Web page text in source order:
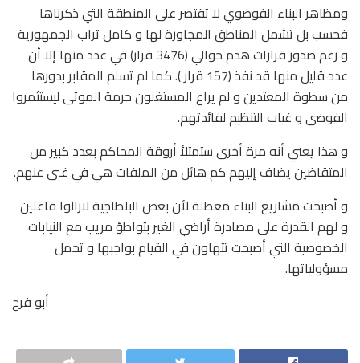
ومظاهر البناء الفوضوي لا تقتصر على المنطقة التي ذكرناها
فحسب بل تشمل المناطق المجاورة لها و كامل تراب الجمهورية
و رغم صدور قرارات هدم حوالي (3476 قرار) في عدد منها إلا أن
عدد قليل منها قد نفذ (157 قرار ). كما لم تسلم المقابر بدورها
من سطوة المعتدين و لم يراع المستغلون حرمة الموتى ليستثمروا
الفوضى و غياب التنظيم لفائدتهم.
و هذا يعني أنه مرة أخرى ستمتلأ أروقة المحاكم بعدد كبير من
المتقاضين يضاف إليهم كم هائل من الملفات هي في غنى عنهم.
و أصبحت مشاريع البناء معطلة لأن بعض البلطاجية لازالوا فاعلين
و لهم القدرة على مصادرة أراضي الغير بتواطؤ مريب مع النيابات
الخصوصية التي أصبحت تتهاون في القيام بواجبها و تحمل
مسؤولياتها.
أبو فرح